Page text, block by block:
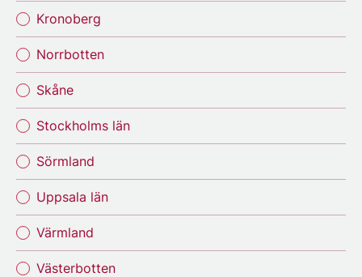
Kronoberg
Norrbotten
Skåne
Stockholms län
Sörmland
Uppsala län
Värmland
Västerbotten